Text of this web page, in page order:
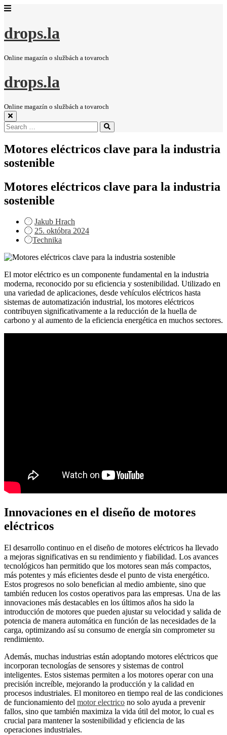
drops.la
Online magazín o službách a tovaroch
drops.la
Online magazín o službách a tovaroch
Search
for:
Search
Motores eléctricos clave para la industria
sostenible
Motores eléctricos clave para la industria
sostenible
Jakub Hrach
Posted
on
25. októbra 2024
Technika
El motor eléctrico es un componente fundamental en la industria
moderna, reconocido por su eficiencia y sostenibilidad. Utilizado en
una variedad de aplicaciones, desde vehículos eléctricos hasta
sistemas de automatización industrial, los motores eléctricos
contribuyen significativamente a la reducción de la huella de
carbono y al aumento de la eficiencia energética en muchos sectores.
Innovaciones en el diseño de motores
eléctricos
El desarrollo continuo en el diseño de motores eléctricos ha llevado
a mejoras significativas en su rendimiento y fiabilidad. Los avances
tecnológicos han permitido que los motores sean más compactos,
más potentes y más eficientes desde el punto de vista energético.
Estos progresos no solo benefician al medio ambiente, sino que
también reducen los costos operativos para las empresas. Una de las
innovaciones más destacables en los últimos años ha sido la
introducción de motores que pueden ajustar su velocidad y salida de
potencia de manera automática en función de las necesidades de la
carga, optimizando así su consumo de energía sin comprometer su
rendimiento.
Además, muchas industrias están adoptando motores eléctricos que
incorporan tecnologías de sensores y sistemas de control
inteligentes. Estos sistemas permiten a los motores operar con una
precisión increíble, mejorando la producción y la calidad en
procesos industriales. El monitoreo en tiempo real de las condiciones
de funcionamiento del motor electrico no solo ayuda a prevenir
fallos, sino que también maximiza la vida útil del motor, lo cual es
crucial para mantener la sostenibilidad y eficiencia de las
operaciones industriales.